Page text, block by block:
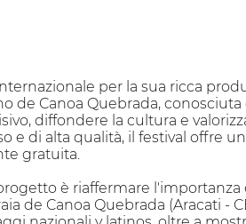
per la sua ricca
de Canoa Quebrada,
diffondere la cultura e
e di alta qualità, il festival offre
gratuita.
è riaffermare l'importanza
de Canoa Quebrada (Aracati